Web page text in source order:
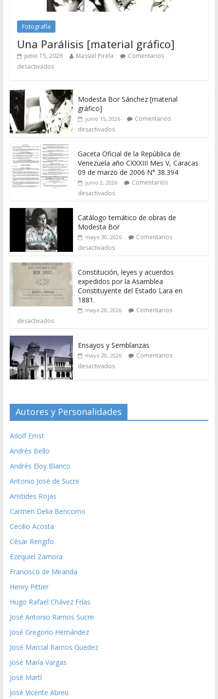
Fotografía
Una Parálisis [material gráfico]
junio 15, 2026 Massiel Pirela
Comentarios
desactivados
Modesta Bor Sánchez [material
gráfico]
junio 15, 2026
Comentarios
desactivados
Gaceta Oficial de la República de
Venezuela año CXXXIII Mes V, Caracas
09 de marzo de 2006 N° 38.394
junio 2, 2026
Comentarios
desactivados
Catálogo temático de obras de
Modesta Bor
mayo 30, 2026
Comentarios
desactivados
Constitución, leyes y acuerdos
expedidos por la Asamblea
Constituyente del Estado Lara en
1881.
mayo 20, 2026
Comentarios
desactivados
Ensayos y Semblanzas
mayo 20, 2026
Comentarios
desactivados
Autores y Personalidades
Adolf Ernst
Andrés Bello
Andrés Eloy Blanco
Antonio José de Sucre
Aristides Rojas
Carmen Delia Bencomo
Cecilio Acosta
César Rengifo
Ezequiel Zamora
Francisco de Miranda
Henry Pittier
Hugo Rafael Chávez Frías
José Antonio Ramos Sucre
José Gregorio Hernández
José Marcial Ramos Guedez
José María Vargas
José Martí
José Vicente Abreu